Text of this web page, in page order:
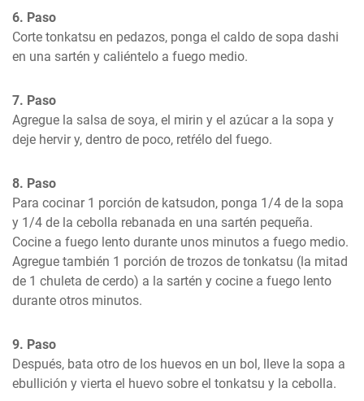
6. Paso
Corte tonkatsu en pedazos, ponga el caldo de sopa dashi
en una sartén y caliéntelo a fuego medio.
7. Paso
Agregue la salsa de soya, el mirin y el azúcar a la sopa y
deje hervir y, dentro de poco, retŕélo del fuego.
8. Paso
Para cocinar 1 porción de katsudon, ponga 1/4 de la sopa
y 1/4 de la cebolla rebanada en una sartén pequeña.
Cocine a fuego lento durante unos minutos a fuego medio.
Agregue también 1 porción de trozos de tonkatsu (la mitad
de 1 chuleta de cerdo) a la sartén y cocine a fuego lento
durante otros minutos.
9. Paso
Después, bata otro de los huevos en un bol, lleve la sopa a
ebullición y vierta el huevo sobre el tonkatsu y la cebolla.